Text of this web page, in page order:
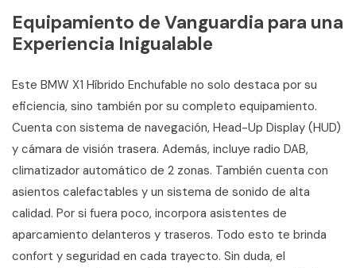
Equipamiento de Vanguardia para una
Experiencia Inigualable
Este BMW X1 Híbrido Enchufable no solo destaca por su
eficiencia, sino también por su completo equipamiento.
Cuenta con sistema de navegación, Head-Up Display (HUD)
y cámara de visión trasera. Además, incluye radio DAB,
climatizador automático de 2 zonas. También cuenta con
asientos calefactables y un sistema de sonido de alta
calidad. Por si fuera poco, incorpora asistentes de
aparcamiento delanteros y traseros. Todo esto te brinda
confort y seguridad en cada trayecto. Sin duda, el